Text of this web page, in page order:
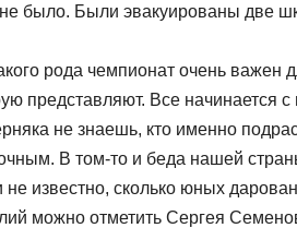
не было. Были эвакуированы две
рода чемпионат очень важен
представляют. Все начинается
не знаешь, кто именно
В том-то и беда нашей
известно, сколько юных
можно отметить Сергея